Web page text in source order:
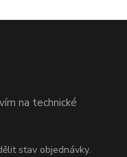
na technické
stav objednávky.